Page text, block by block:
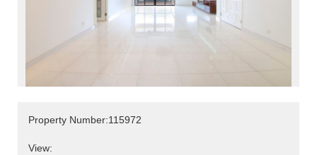
Property Number:115972
View: